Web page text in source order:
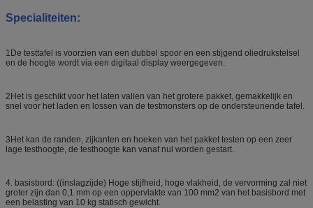
Specialiteiten:
1De testtafel is voorzien van een dubbel spoor en een stijgend oliedrukstelsel
en de hoogte wordt via een digitaal display weergegeven.
2Het is geschikt voor het laten vallen van het grotere pakket, gemakkelijk en
snel voor het laden en lossen van de testmonsters op de ondersteunende tafel.
3Het kan de randen, zijkanten en hoeken van het pakket testen op een zeer
lage testhoogte, de testhoogte kan vanaf nul worden gestart.
4. basisbord: ((inslagzijde) Hoge stijfheid, hoge vlakheid, de vervorming zal niet
groter zijn dan 0,1 mm op een oppervlakte van 100 mm2 van het basisbord met
een belasting van 10 kg statisch gewicht.